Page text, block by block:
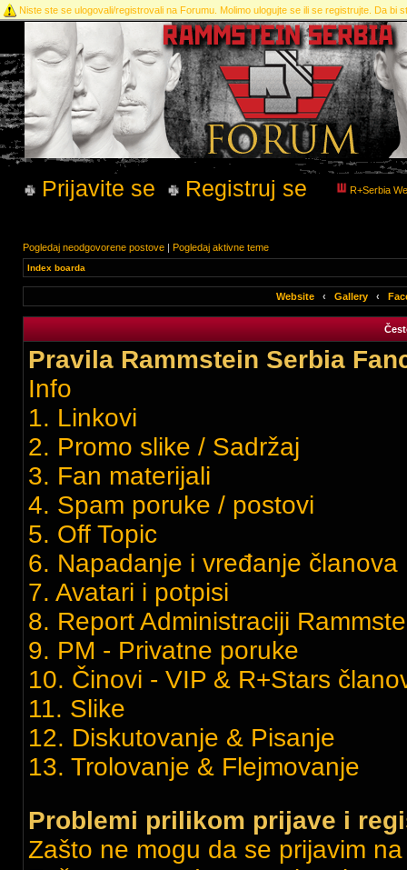
Niste ste se ulogovali/registrovali na Forumu. Molimo ulogujte se ili se registrujte. Da bi
Prijavite se Registruj se R+Serbia
Pogledaj neodgovorene postove | Pogledaj aktivne teme
Index boarda
Website ‹ Gallery ‹
Pravila Rammstein Serbia
Info
1. Linkovi
2. Promo slike / Sadržaj
3. Fan materijali
4. Spam poruke / postovi
5. Off Topic
6. Napadanje i vređanje
7. Avatari i potpisi
8. Report Administraciji
9. PM - Privatne poruke
10. Činovi - VIP & R+Stars
11. Slike
12. Diskutovanje & Pisanje
13. Trolovanje & Flejmovanje
Problemi prilikom prijave i
Zašto ne mogu da se prijavim